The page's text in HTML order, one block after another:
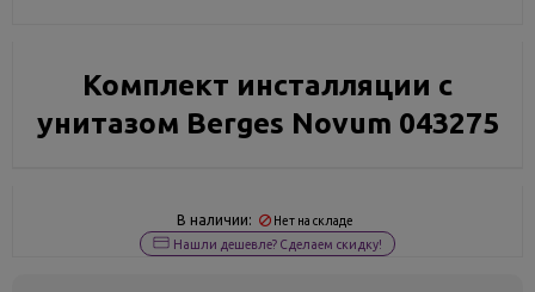
Комплект инсталляции с
унитазом Berges Novum 043275
В наличии: Нет на складе
Нашли дешевле? Сделаем скидку!